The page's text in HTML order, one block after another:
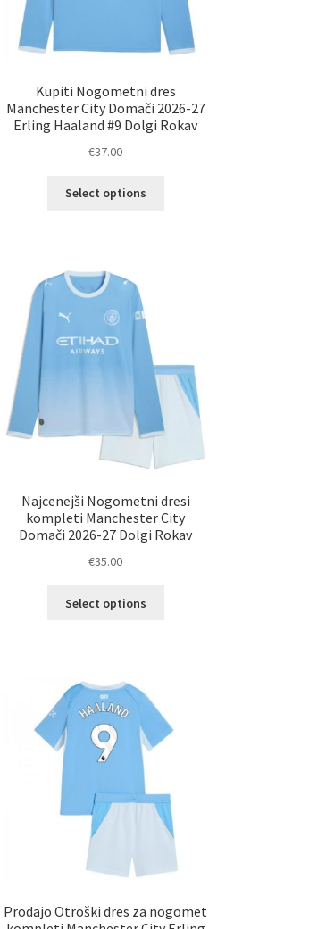
Kupiti Nogometni dres
Manchester City Domači 2026-27
Erling Haaland #9 Dolgi Rokav
€37.00
Select options
strani
izdelka
Najcenejši Nogometni dresi
kompleti Manchester City
Domači 2026-27 Dolgi Rokav
€35.00
Select options
lahko
izberete
izdelka
Prodajo Otroški dres za nogomet